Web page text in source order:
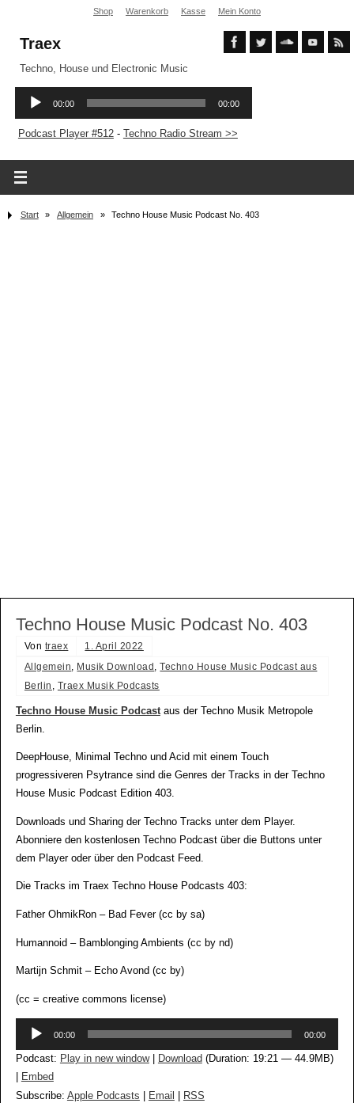
Shop Warenkorb Kasse Mein Konto
Traex
Techno, House und Electronic Music
Podcast Player #512- Techno Radio Stream >>
Start » Allgemein » Techno House Music Podcast No. 403
Techno House Music Podcast No. 403
Von traex
1. April 2022
Allgemein
Musik Download ,Techno House Music Podcast aus
Berlin
Traex Musik Podcasts
Techno House Music Podcastaus der Techno Musik Metropole
Berlin.
DeepHouse, Minimal Techno und Acid mit einem Touch
progressiveren Psytrance sind die Genres der Tracks in der Techno
House Music Podcast Edition 403.
Downloads und Sharing der Techno Tracks unter dem Player.
Abonniere den kostenlosen Techno Podcast über die Buttons unter
dem Player oder über den Podcast Feed.
Die Tracks im Traex Techno House Podcasts 403:
Father OhmikRon – Bad Fever (cc by sa)
Humannoid – Bamblonging Ambients (cc by nd)
Martijn Schmit – Echo Avond (cc by)
(cc = creative commons license)
Audio-
00:00 00:00
Podcast: Play in new window| Download (Duration: 19:21 — 44.9MB)
Embed
Subscribe: Apple Podcasts Email RSS